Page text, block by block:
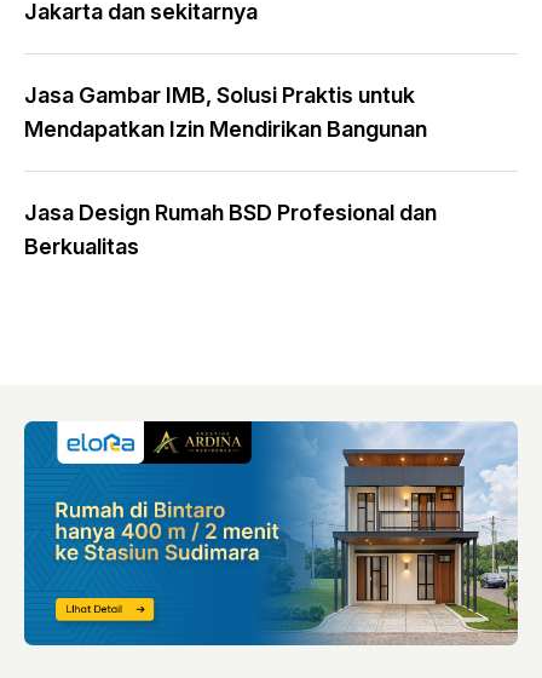
Jakarta dan sekitarnya
Jasa Gambar IMB, Solusi Praktis untuk
Mendapatkan Izin Mendirikan Bangunan
Jasa Design Rumah BSD Profesional dan
Berkualitas